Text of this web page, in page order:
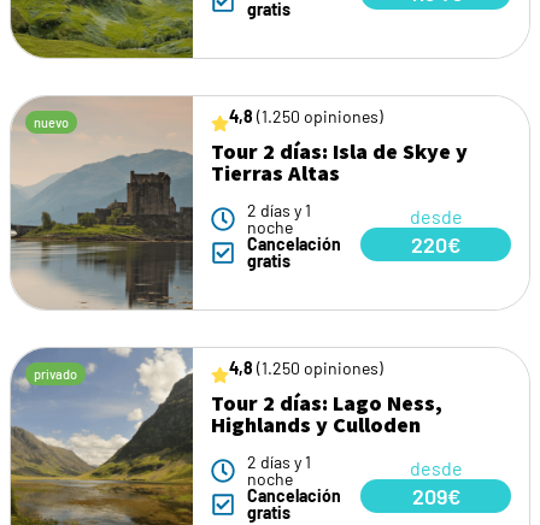
gratis
nuevo 4,8 (1.250 opiniones)
Tour 2 días: Isla de Skye y
Tierras Altas
2 días y 1
noche
Cancelación
gratis
desde
220€
privado 4,8 (1.250 opiniones)
Tour 2 días: Lago Ness,
Highlands y Culloden
2 días y 1
noche
Cancelación
gratis
desde
209€